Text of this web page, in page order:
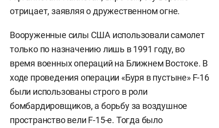
отрицает, заявляя о дружественном огне.
Вооруженные силы США использовали самолет
только по назначению лишь в 1991 году, во
время военных операций на Ближнем Востоке. В
ходе проведения операции «Буря в пустыне» F-16
были использованы строго в роли
бомбардировщиков, а борьбу за воздушное
пространство вели F-15-е. Тогда было